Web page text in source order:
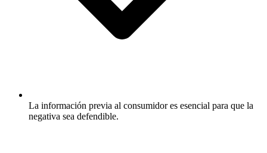
La información previa al consumidor es esencial para que la
negativa sea defendible.